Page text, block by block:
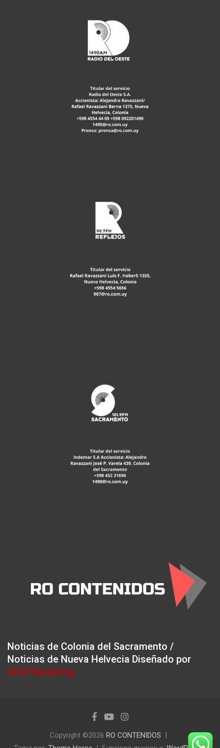
Noticias de Colonia del Sacramento /
Noticias de Nueva Helvecia Diseñado por
AHZ Marketing
Copyright ©2026 RO CONTENIDOS